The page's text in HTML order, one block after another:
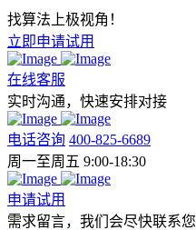
找算法上极视角！
立即申请试用
在线客服
实时沟通，快速安排对接
电话咨询 400-825-6689
周一至周五 9:00-18:30
申请试用
需求留言，我们会尽快联系您